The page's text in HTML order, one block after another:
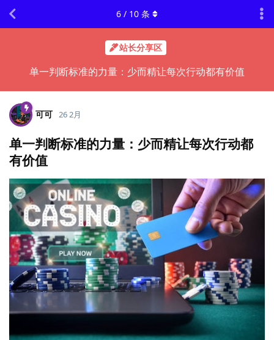
站长分享区
单一判断标准的力量：少而精让每次行动都有价值
6 / 10 条
可可 26 2月
单一判断标准的力量：少而精让每次行动都
有价值